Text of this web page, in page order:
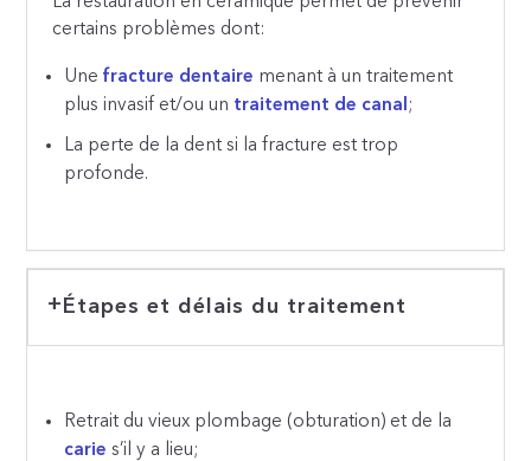
certains problèmes dont:
Unefracture dentaire menant à un traitement
plus invasif et/ou un traitement de canal ;
La perte de la dent si la fracture est trop
profonde.
Étapes et délais du traitement
Retrait du vieux plombage (obturation) et de la
carie s’il y a lieu;